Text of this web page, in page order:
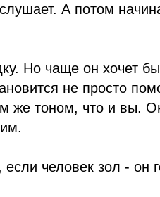
А потом
Но чаще он хочет
не просто
же тоном, что и вы.
если человек зол - он